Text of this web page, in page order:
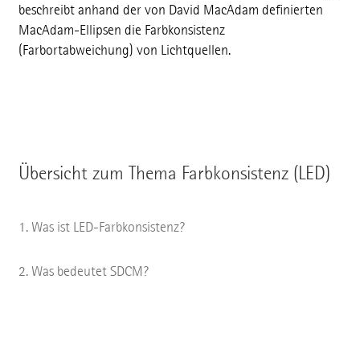
beschreibt anhand der von David MacAdam definierten
MacAdam-Ellipsen die Farbkonsistenz
(Farbortabweichung) von Lichtquellen.
Übersicht zum Thema Farbkonsistenz (LED)
Was ist LED-Farbkonsistenz?
Was bedeutet SDCM?